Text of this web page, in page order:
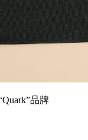
品牌